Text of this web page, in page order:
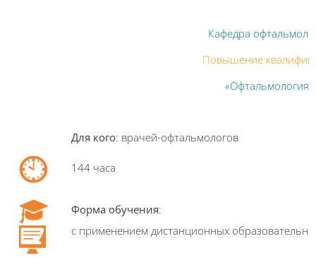
Кафедра
Повышение
«Офтальмология»
Для кого: врачей-офтальмологов
144 часа
Форма обучения:
с применением дистанционных